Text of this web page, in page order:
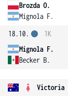
Brozda O.
Mignola F.
18.10.
Mignola F.
Becker B.
1K
Victoria